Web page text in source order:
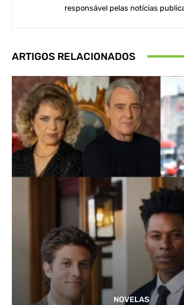
responsável pelas notícias
ARTIGOS RELACIONADOS
NOVELAS